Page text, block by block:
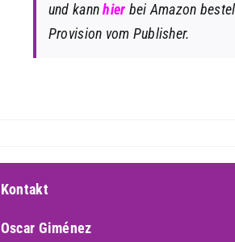
und kannhier bei Amazon
Provision vom Publisher.
Kontakt
Oscar Giménez